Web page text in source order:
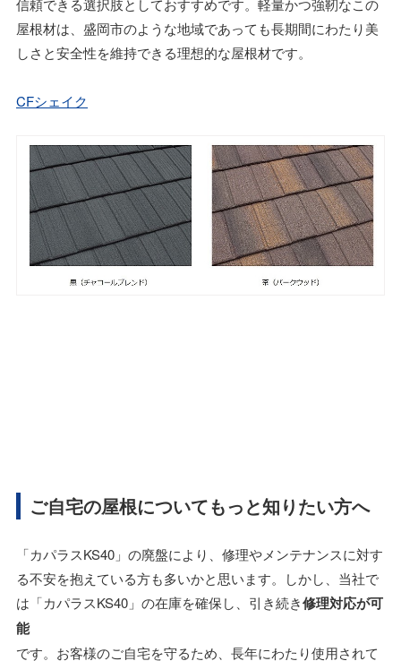
屋根材は、盛岡市のような地域であっても長期間にわたり美
しさと安全性を維持できる理想的な屋根材です。
CFシェイク
ご自宅の屋根についてもっと知りたい方へ
「カパラスKS40」の廃盤により、修理やメンテナンスに対す
る不安を抱えている方も多いかと思います。しかし、当社で
は「カパラスKS40」の在庫を確保し、引き続き修理対応が可
能
です。お客様のご自宅を守るため、長年にわたり使用されて